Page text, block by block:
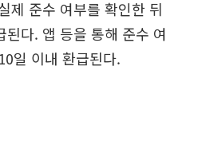
제 준수 여부를 확인한 뒤
다. 앱 등을 통해 준수 여
일 이내 환급된다.